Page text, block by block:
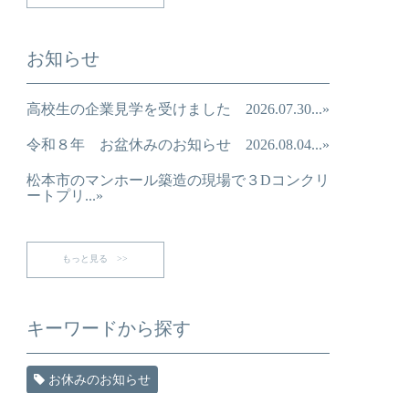
お知らせ
高校生の企業見学を受けました 2026.07.30...»
令和８年 お盆休みのお知らせ 2026.08.04...»
松本市のマンホール築造の現場で３Dコンクリ
ートプリ...»
もっと見る >>
キーワードから探す
お休みのお知らせ